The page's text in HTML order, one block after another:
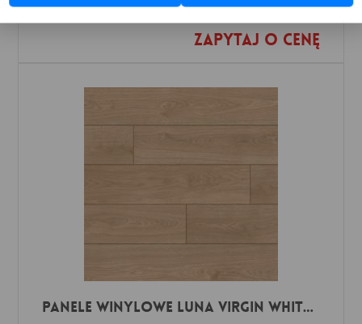
Zapytaj o cenę
Dodaj do ulubionych
Panele winylowe Luna virgin white 57588 Klasa 34 3 mm